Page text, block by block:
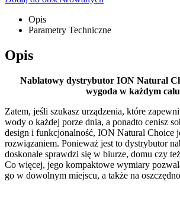
Opis
Parametry Techniczne
Opis
Nablatowy dystrybutor ION Natural
wygoda w każdym calu
Zatem, jeśli szukasz urządzenia, które
wody o każdej porze dnia, a ponadto cenisz
design i funkcjonalność, ION Natural Choice
rozwiązaniem. Ponieważ jest to dystrybutor
doskonale sprawdzi się w biurze, domu czy
Co więcej, jego kompaktowe wymiary
go w dowolnym miejscu, a także na